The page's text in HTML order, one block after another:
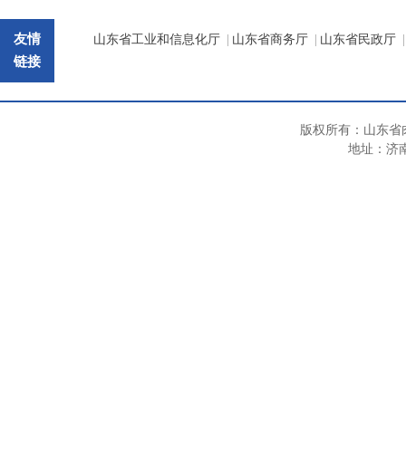
友情
链接
山东省工业和信息化厅 山东省商务厅 山东省民政厅
版权所有：山东
地址：济